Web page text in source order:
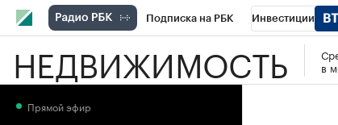
Подписка на РБК Инвестиции
РБК Вино Спорт Школа
НЕДВИЖИМОСТЬ
в
Прямой эфир